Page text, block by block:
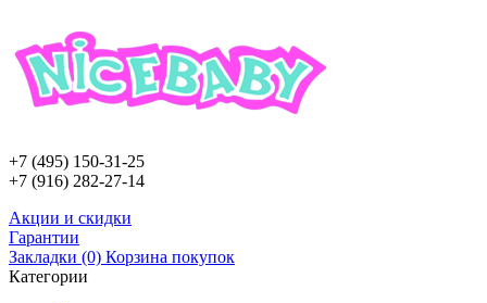
+7 (495) 150-31-25
+7 (916) 282-27-14
Aкции и скидки
Гарантии
Закладки (0) Корзина покупок
Категории